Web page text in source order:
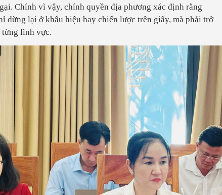
Chính vì vậy, chính quyền địa phương xác định rằng
dừng lại ở khẩu hiệu hay chiến lược trên giấy, mà phải trở
từng lĩnh vực.